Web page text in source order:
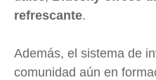
refrescante.
Además, el sistema de
comunidad aún en